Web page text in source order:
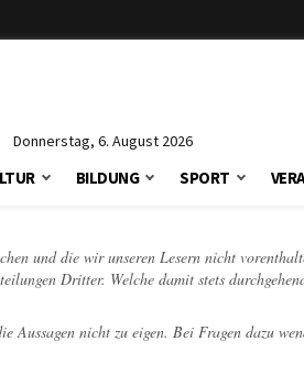
Donnerstag, 6. August 2026
BILDUNG SPORT
und die wir unseren Lesern nicht
Dritter. Welche damit stets
nicht zu eigen. Bei Fragen dazu